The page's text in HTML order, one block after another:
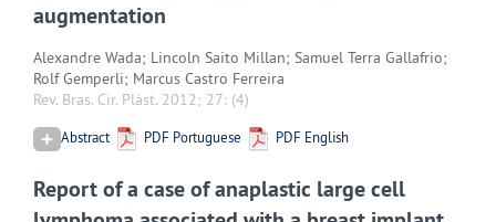
augmentation
Alexandre Wada; Lincoln Saito Millan; Samuel Terra Gallafrio;
Rolf Gemperli; Marcus Castro Ferreira
Rev. Bras. Cir. Plást. 2012; 27: (4)
Abstract PDF Portuguese PDF English
Report of a case of anaplastic large cell